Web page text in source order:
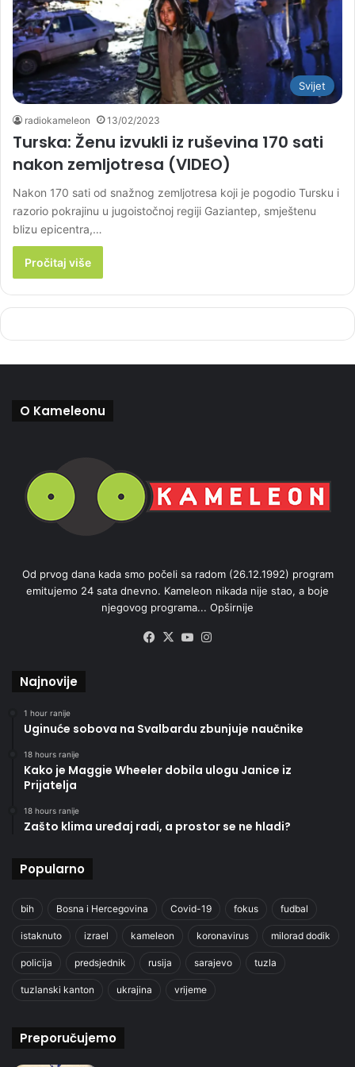
Svijet
radiokameleon 13/02/2023
Turska: Ženu izvukli iz ruševina 170 sati
nakon zemljotresa (VIDEO)
Nakon 170 sati od snažnog zemljotresa koji je pogodio Tursku i
razorio pokrajinu u jugoistočnoj regiji Gaziantep, smještenu
blizu epicentra,…
Pročitaj više
O Kameleonu
Od prvog dana kada smo počeli sa radom (26.12.1992) program
emitujemo 24 sata dnevno. Kameleon nikada nije stao, a boje
njegovog programa... Opširnije
Facebook
X YouTube
Najnovije
1 hour ranije
Uginuće sobova na Svalbardu zbunjuje naučnike
18 hours ranije
Kako je Maggie Wheeler dobila ulogu Janice iz
Prijatelja
18 hours ranije
Zašto klima uređaj radi, a prostor se ne hladi?
Popularno
bih Bosna i Hercegovina Covid-19 fokus fudbal
istaknuto izrael kameleon koronavirus milorad dodik
policija predsjednik rusija sarajevo tuzla
tuzlanski kanton ukrajina vrijeme
Preporučujemo